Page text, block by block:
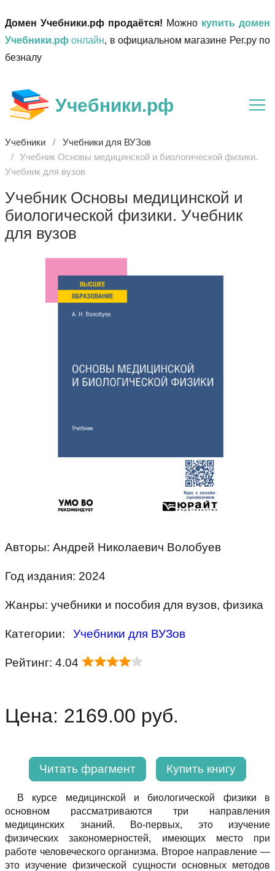
Домен Учебники.рф продаётся! Можно купить домен
Учебники.рф онлайн, в официальном магазине Рег.ру по
безналу
Учебники.рф
Учебники
Учебники для ВУЗов
Учебник Основы медицинской и биологической физики.
Учебник для вузов
Учебник Основы медицинской и
биологической физики. Учебник
для вузов
Авторы: Андрей Николаевич Волобуев
Год издания: 2024
Жанры: учебники и пособия для вузов, физика
Категории: Учебники для ВУЗов
Рейтинг: 4.04
Цена: 2169.00 руб.
Читать фрагмент Купить книгу
В курсе медицинской и биологической физики в
основном рассматриваются три направления
медицинских знаний. Во-первых, это изучение
физических закономерностей, имеющих место при
работе человеческого организма. Второе направление —
это изучение физической сущности основных методов